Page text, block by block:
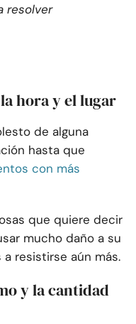
resolver
hora y el lugar
de alguna
hasta que
con más
que quiere decir
mucho daño a su
resistirse aún más.
y la cantidad